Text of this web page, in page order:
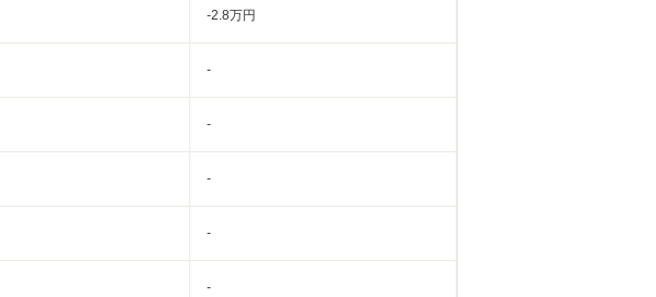
-2.8万円
-
-
-
-
-